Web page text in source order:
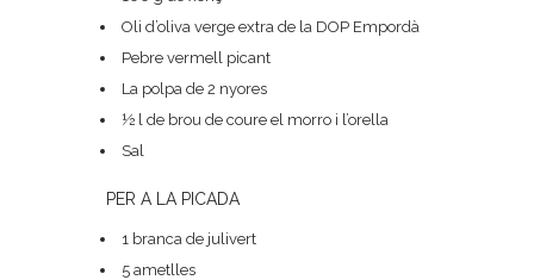
Oli d’oliva verge extra de la DOP Empordà
Pebre vermell picant
La polpa de 2 nyores
½ l de brou de coure el morro i l’orella
Sal
PER A LA PICADA
1 branca de julivert
5 ametlles